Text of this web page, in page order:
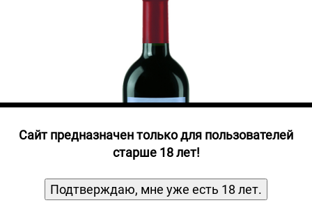
Cайт предназначен только для пользователей
старше 18 лет!
Подтверждаю, мне уже есть 18 лет.